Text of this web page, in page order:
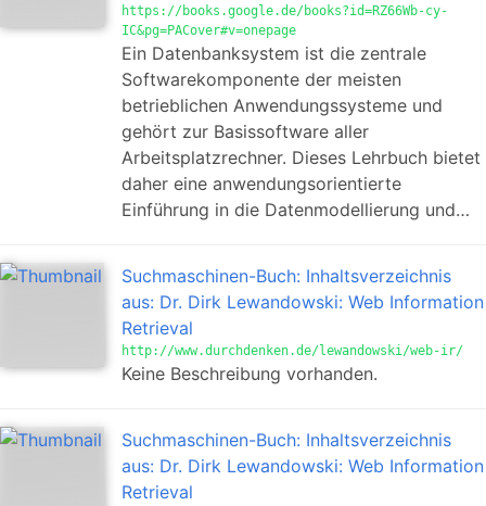
https://books.google.de/books?id=RZ66Wb-cy-
IC&pg=PACover#v=onepage
Ein Datenbanksystem ist die zentrale
Softwarekomponente der meisten
betrieblichen Anwendungssysteme und
gehört zur Basissoftware aller
Arbeitsplatzrechner. Dieses Lehrbuch bietet
daher eine anwendungsorientierte
Einführung in die Datenmodellierung und…
Suchmaschinen-Buch: Inhaltsverzeichnis
aus: Dr. Dirk Lewandowski: Web Information
Retrieval
http://www.durchdenken.de/lewandowski/web-ir/
Keine Beschreibung vorhanden.
Suchmaschinen-Buch: Inhaltsverzeichnis
aus: Dr. Dirk Lewandowski: Web Information
Retrieval